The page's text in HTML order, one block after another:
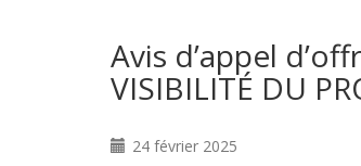
Avis d’appel
VISIBILITÉ DU
24 février 2025